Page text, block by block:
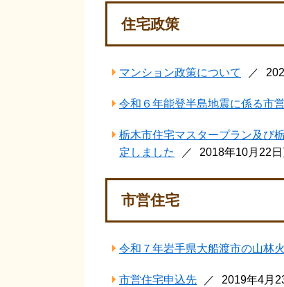
住宅政策
マンション政策について
令和６年能登半島地震に係る市
栃木市住宅マスタープラン及び
定しました
2018年10月22
市営住宅
令和７年岩手県大船渡市の山林
市営住宅申込先 2019年4月